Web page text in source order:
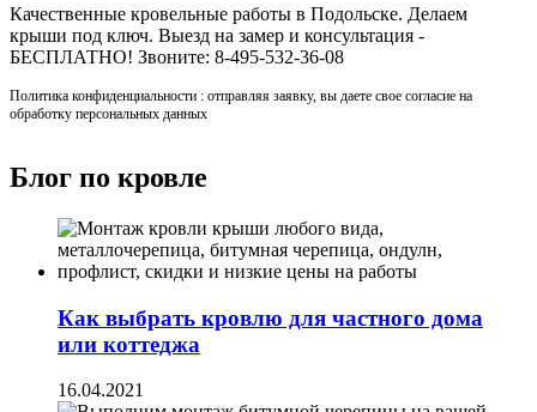
Качественные кровельные работы в Подольске. Делаем
крыши под ключ. Выезд на замер и консультация -
БЕСПЛАТНО! Звоните: 8-495-532-36-08
Политика конфиденциальности : отправляя заявку, вы даете свое согласие на
обработку персональных данных
Блог по кровле
Как выбрать кровлю для частного дома
или коттеджа
16.04.2021